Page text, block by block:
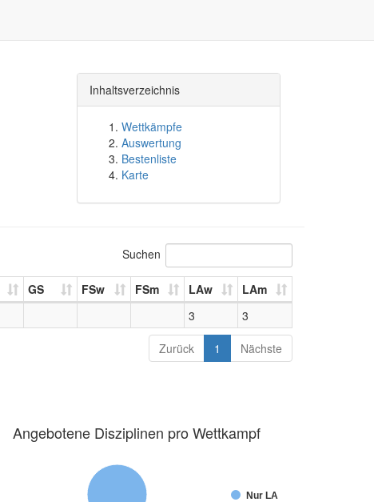
Inhaltsverzeichnis
Wettkämpfe
Auswertung
Bestenliste
Karte
Suchen
GS FSw FSm LAw
LAm
3
3
Zurück 1 Nächste
Angebotene Disziplinen pro Wettkampf
Nur LA